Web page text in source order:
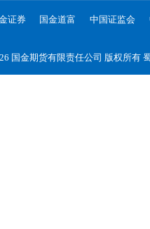
证券 国金道富 中国证监会
国金期货有限责任公司 版权所有